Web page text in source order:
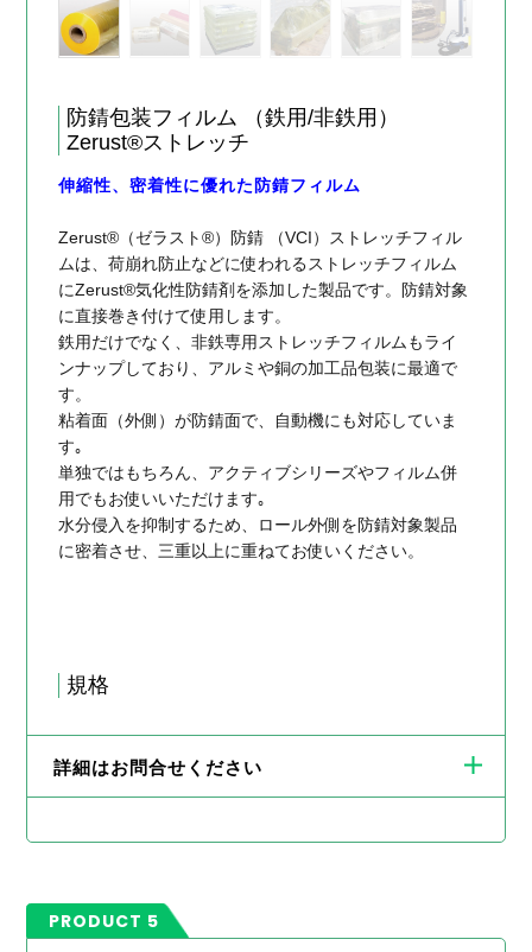
防錆包装フィルム （鉄用/非鉄用）
Zerust®ストレッチ
伸縮性、密着性に優れた防錆フィルム
Zerust®（ゼラスト®）防錆 （VCI）ストレッチフィル
ムは、荷崩れ防止などに使われるストレッチフィルム
にZerust®気化性防錆剤を添加した製品です。防錆対象
に直接巻き付けて使用します。
鉄用だけでなく、非鉄専用ストレッチフィルムもライ
ンナップしており、アルミや銅の加工品包装に最適で
す。
粘着面（外側）が防錆面で、自動機にも対応していま
す｡
単独ではもちろん、アクティブシリーズやフィルム併
用でもお使いいただけます｡
水分侵入を抑制するため、ロール外側を防錆対象製品
に密着させ、三重以上に重ねてお使いください。
規格
詳細はお問合せください
PRODUCT 5